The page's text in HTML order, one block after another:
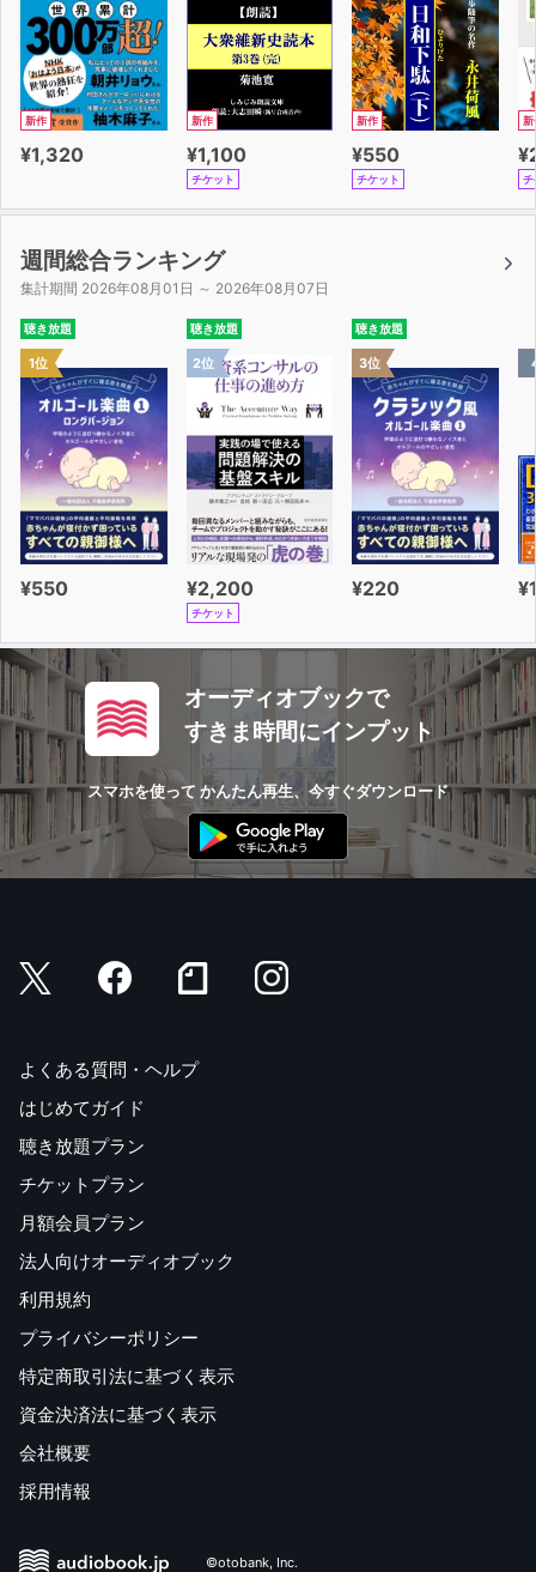
新作
¥1,320
新作
¥1,100
チケット
新作
¥550
チケット
新
チ
週間総合ランキング
集計期間 2026年08月01日 ～ 2026年08月07日
聴き放題
1位
¥550
聴き放題
2位
¥2,200
チケット
聴き放題
3位
¥220
オーディオブックで
すきま時間にインプット
スマホを使って かんたん再生、今すぐダウンロード
よくある質問・ヘルプ
はじめてガイド
聴き放題プラン
チケットプラン
月額会員プラン
法人向けオーディオブック
利用規約
プライバシーポリシー
特定商取引法に基づく表示
資金決済法に基づく表示
会社概要
採用情報
©otobank, Inc.